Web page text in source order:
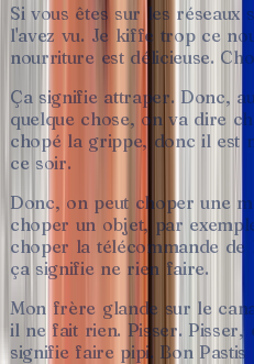
Si vous êtes sur les réseaux
l'avez vu. Je kiffe trop ce
nourriture est délicieuse.
Ça signifie attraper. Donc, au
quelque chose, on va dire
chopé la grippe, donc il est
ce soir.
Donc, on peut choper une
choper un objet, par
choper la télécommande de
ça signifie ne rien faire.
Mon frère glande sur le
il ne fait rien. Pisser. Pisser,
signifie faire pipi. Bon Pastis